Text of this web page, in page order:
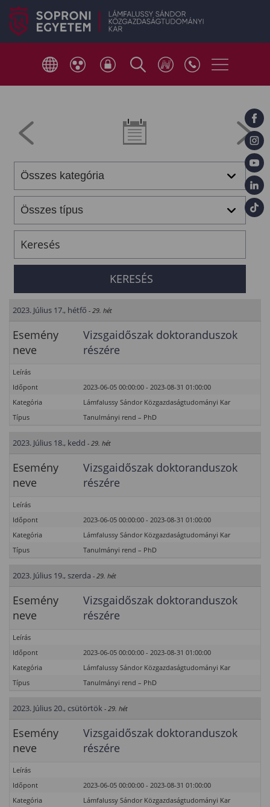
2023. Július 17., hétfő - 29. hét
Esemény
neve
Vizsgaidőszak doktoranduszok
részére
Leírás
Időpont
2023-06-05 00:00:00 - 2023-08-31 01:00:00
Kategória
Lámfalussy Sándor Közgazdaságtudományi Kar
Típus
Tanulmányi rend – PhD
2023. Július 18., kedd - 29. hét
Esemény
neve
Vizsgaidőszak doktoranduszok
részére
Leírás
Időpont
2023-06-05 00:00:00 - 2023-08-31 01:00:00
Kategória
Lámfalussy Sándor Közgazdaságtudományi Kar
Típus
Tanulmányi rend – PhD
2023. Július 19., szerda - 29. hét
Esemény
neve
Vizsgaidőszak doktoranduszok
részére
Leírás
Időpont
2023-06-05 00:00:00 - 2023-08-31 01:00:00
Kategória
Lámfalussy Sándor Közgazdaságtudományi Kar
Típus
Tanulmányi rend – PhD
2023. Július 20., csütörtök - 29. hét
Esemény
neve
Vizsgaidőszak doktoranduszok
részére
Leírás
Időpont
2023-06-05 00:00:00 - 2023-08-31 01:00:00
Kategória
Lámfalussy Sándor Közgazdaságtudományi Kar